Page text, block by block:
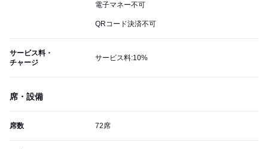
電子マネー不可
QRコード決済不可
サービス料・
チャージ
サービス料:10%
席・設備
席数 72席